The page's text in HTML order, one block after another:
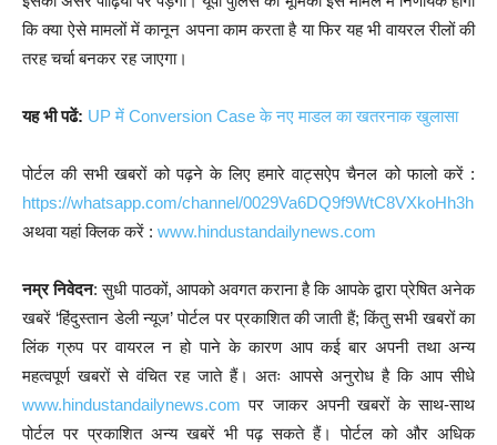
कि क्या ऐसे मामलों में कानून अपना काम करता है या फिर यह भी वायरल रीलों की
तरह चर्चा बनकर रह जाएगा।
यह भी पढें: UP में Conversion Case के नए माडल का खतरनाक खुलासा
पोर्टल की सभी खबरों को पढ़ने के लिए हमारे वाट्सऐप चैनल को फालो करें :
https://whatsapp.com/channel/0029Va6DQ9f9WtC8VXkoHh3h
अथवा यहां क्लिक करें : www.hindustandailynews.com
नम्र निवेदन: सुधी पाठकों, आपको अवगत कराना है कि आपके द्वारा प्रेषित अनेक
खबरें ‘हिंदुस्तान डेली न्यूज’ पोर्टल पर प्रकाशित की जाती हैं; किंतु सभी खबरों का
लिंक ग्रुप पर वायरल न हो पाने के कारण आप कई बार अपनी तथा अन्य
महत्वपूर्ण खबरों से वंचित रह जाते हैं। अतः आपसे अनुरोध है कि आप सीधे
www.hindustandailynews.com पर जाकर अपनी खबरों के साथ-साथ
पोर्टल पर प्रकाशित अन्य खबरें भी पढ़ सकते हैं। पोर्टल को और अधिक